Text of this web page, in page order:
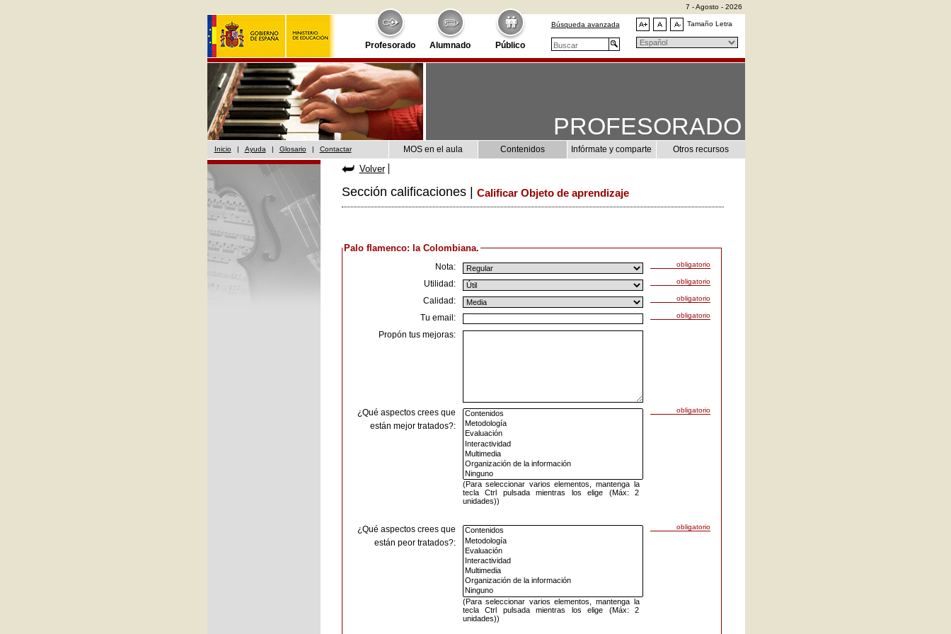
Profesorado Alumnado Público
7 - Agosto - 2026
Búsqueda avanzada Tamaño Letra
PROFESORADO
Inicio | Ayuda | Glosario | Contactar MOS en el aula Contenidos Infórmate y comparte Otros recursos
Volver
Sección calificaciones | Calificar Objeto de aprendizaje
Palo flamenco: la Colombiana.
Nota: obligatorio
Utilidad: obligatorio
Calidad: obligatorio
Tu email: obligatorio
Propón tus mejoras:
¿Qué aspectos crees que
están mejor tratados?:
(Para seleccionar varios elementos, mantenga la
tecla Ctrl pulsada mientras los elige (Máx: 2
unidades))
obligatorio
¿Qué aspectos crees que
están peor tratados?:
(Para seleccionar varios elementos, mantenga la
tecla Ctrl pulsada mientras los elige (Máx: 2
unidades))
obligatorio